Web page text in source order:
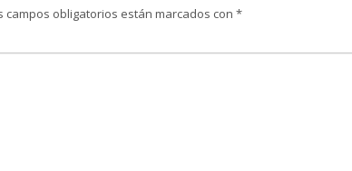
campos obligatorios están marcados con *